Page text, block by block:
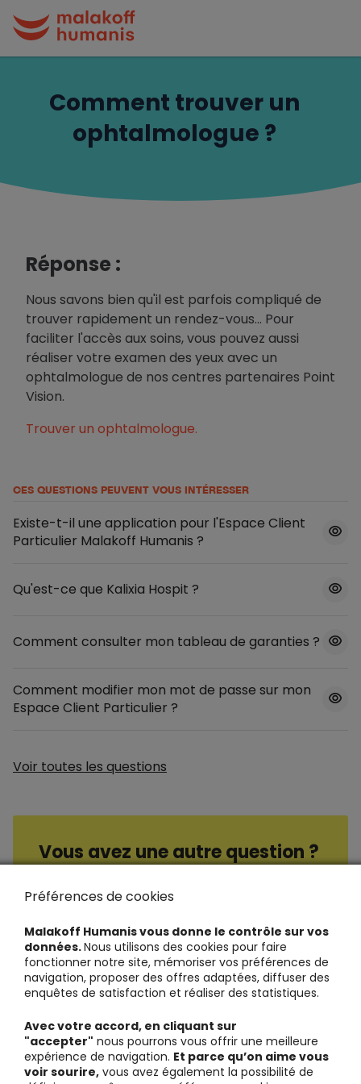
Comment trouver un
ophtalmologue ?
Réponse :
Nous savons bien qu'il est parfois compliqué de
trouver rapidement un rendez-vous… Pour
faciliter l'accès aux soins, vous pouvez aussi
réaliser votre examen des yeux avec un
ophtalmologue de nos centres partenaires Point
Vision.
Trouver un ophtalmologue.
CES QUESTIONS PEUVENT VOUS INTÉRESSER
Existe-t-il une application pour l'Espace Client
Particulier Malakoff Humanis ?
Qu'est-ce que Kalixia Hospit ?
Comment consulter mon tableau de garanties ?
Comment modifier mon mot de passe sur mon
Espace Client Particulier ?
Voir toutes les questions
Vous avez une autre question ?
Consultez nos questions / réponses
Préférences de cookies
Malakoff Humanis vous donne le contrôle sur vos
données.Nous utilisons des cookies pour faire
fonctionner notre site, mémoriser vos préférences de
navigation, proposer des offres adaptées, diffuser des
enquêtes de satisfaction et réaliser des statistiques.
Avec votre accord, en cliquant sur
"accepter" nous pourrons vous offrir une meilleure
expérience de navigation. Et parce qu’on aime vous
voir sourire, vous avez également la possibilité de